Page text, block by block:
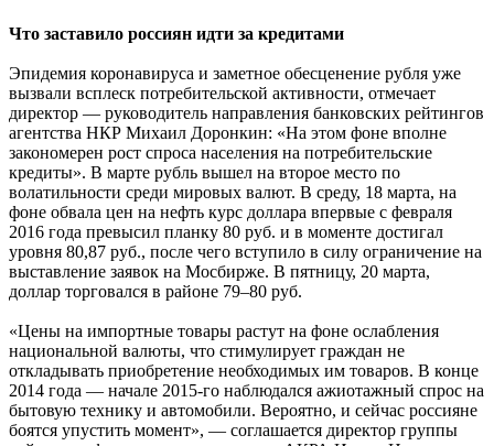
Что заставило россиян идти за кредитами
Эпидемия коронавируса и заметное обесценение рубля уже
вызвали всплеск потребительской активности, отмечает
директор — руководитель направления банковских рейтингов
агентства НКР Михаил Доронкин: «На этом фоне вполне
закономерен рост спроса населения на потребительские
кредиты». В марте рубль вышел на второе место по
волатильности среди мировых валют. В среду, 18 марта, на
фоне обвала цен на нефть курс доллара впервые с февраля
2016 года превысил планку 80 руб. и в моменте достигал
уровня 80,87 руб., после чего вступило в силу ограничение на
выставление заявок на Мосбирже. В пятницу, 20 марта,
доллар торговался в районе 79–80 руб.
«Цены на импортные товары растут на фоне ослабления
национальной валюты, что стимулирует граждан не
откладывать приобретение необходимых им товаров. В конце
2014 года — начале 2015-го наблюдался ажиотажный спрос на
бытовую технику и автомобили. Вероятно, и сейчас россияне
боятся упустить момент», — соглашается директор группы